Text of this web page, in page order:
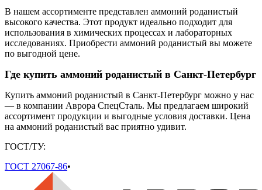
В нашем ассортименте представлен аммоний роданистый
высокого качества. Этот продукт идеально подходит для
использования в химических процессах и лабораторных
исследованиях. Приобрести аммоний роданистый вы можете
по выгодной цене.
Где купить аммоний роданистый в Санкт-Петербург
Купить аммоний роданистый в Санкт-Петербург можно у нас
— в компании Аврора СпецСталь. Мы предлагаем широкий
ассортимент продукции и выгодные условия доставки. Цена
на аммоний роданистый вас приятно удивит.
ГОСТ/ТУ:
ГОСТ 27067-86•